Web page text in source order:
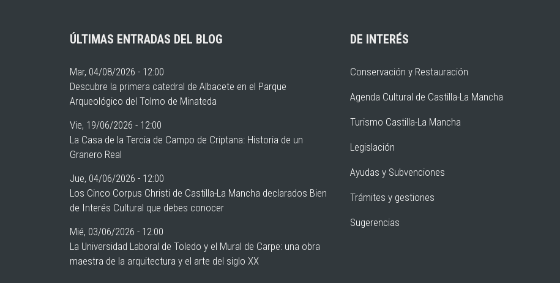
ÚLTIMAS ENTRADAS DEL BLOG
Mar, 04/08/2026 - 12:00
Descubre la primera catedral de Albacete en el Parque
Arqueológico del Tolmo de Minateda
Vie, 19/06/2026 - 12:00
La Casa de la Tercia de Campo de Criptana: Historia de un
Granero Real
Jue, 04/06/2026 - 12:00
Los Cinco Corpus Christi de Castilla-La Mancha declarados Bien
de Interés Cultural que debes conocer
Mié, 03/06/2026 - 12:00
La Universidad Laboral de Toledo y el Mural de Carpe: una obra
maestra de la arquitectura y el arte del siglo XX
DE INTERÉS
Conservación y Restauración
Agenda Cultural de Castilla-La Mancha
Turismo Castilla-La Mancha
Legislación
Ayudas y Subvenciones
Trámites y gestiones
Sugerencias